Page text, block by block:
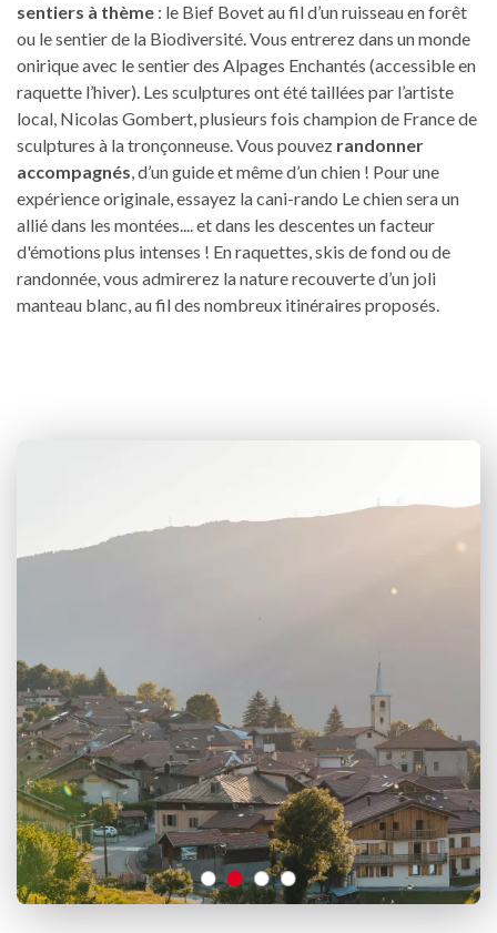
sentiers à thème : le Bief Bovet au fil d’un ruisseau en forêt
ou le sentier de la Biodiversité. Vous entrerez dans un monde
onirique avec le sentier des Alpages Enchantés (accessible en
raquette l’hiver). Les sculptures ont été taillées par l’artiste
local, Nicolas Gombert, plusieurs fois champion de France de
sculptures à la tronçonneuse. Vous pouvez randonner
accompagnés, d’un guide et même d’un chien ! Pour une
expérience originale, essayez la cani-rando Le chien sera un
allié dans les montées.... et dans les descentes un facteur
d'émotions plus intenses ! En raquettes, skis de fond ou de
randonnée, vous admirerez la nature recouverte d’un joli
manteau blanc, au fil des nombreux itinéraires proposés.